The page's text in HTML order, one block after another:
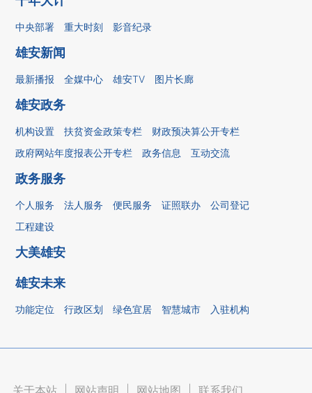
中央部署 重大时刻 影音纪录
雄安新闻
最新播报 全媒中心 雄安TV 图片长廊
雄安政务
机构设置 扶贫资金政策专栏
财政预决算公开专栏
政府网站年度报表公开专栏
政务信息 互动交流
政务服务
个人服务 法人服务 便民服务 证照联办
公司登记
工程建设
大美雄安
雄安未来
功能定位 行政区划 绿色宜居 智慧城市 入驻机构